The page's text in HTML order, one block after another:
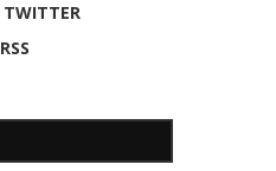
TWITTER
RSS